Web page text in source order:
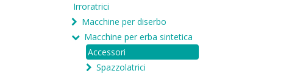
Irroratrici
Macchine per diserbo
Macchine per erba sintetica
Accessori
Spazzolatrici